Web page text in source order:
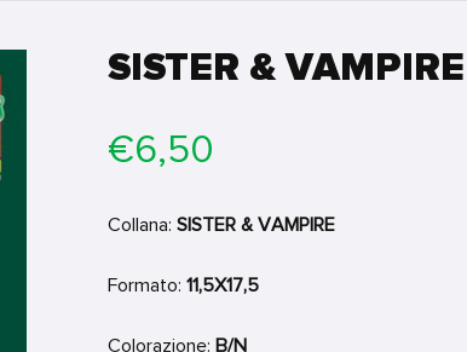
SISTER &
Prezzo
di
€6,50
Collana:SISTER & VAMPIRE
Formato:11,5X17,5
Colorazione: B/N